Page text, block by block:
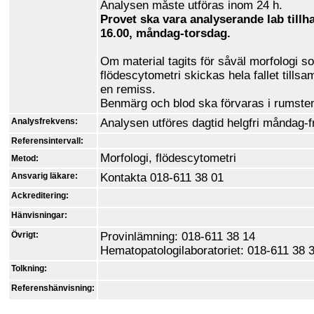
Analysen måste utföras inom 24 h.
Provet ska vara analyserande lab
16.00, måndag-torsdag.
Om material tagits för såväl morfologi
flödescytometri skickas hela fallet
en remiss.
Benmärg och blod ska förvaras i
Analysfrekvens: Analysen utföres dagtid helgfri
Referensintervall:
Metod:
Morfologi, flödescytometri
Ansvarig läkare: Kontakta 018-611 38 01
Ackreditering:
Hänvisningar:
Övrigt:
Provinlämning: 018-611 38 14
Hematopatologilaboratoriet: 018-611 38
Tolkning:
Referenshänvisning: